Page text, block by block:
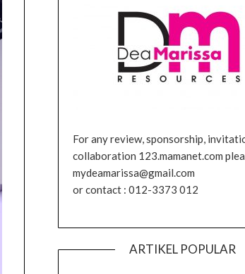
For any review, sponsorship,
collaboration 123.mamanet.com
mydeamarissa@gmail.com
or contact : 012-3373 012
ARTIKEL POPULAR